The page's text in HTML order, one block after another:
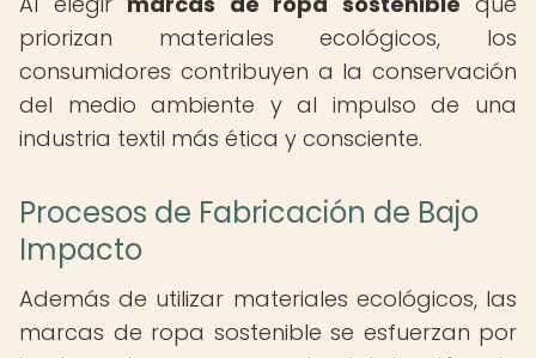
priorizan materiales ecológicos, los
consumidores contribuyen a la conservación
del medio ambiente y al impulso de una
industria textil más ética y consciente.
Procesos de Fabricación de Bajo
Impacto
Además de utilizar materiales ecológicos, las
marcas de ropa sostenible se esfuerzan por